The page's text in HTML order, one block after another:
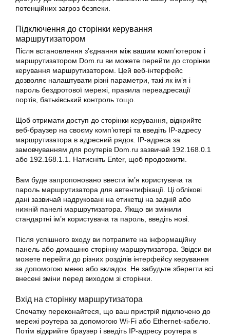
потенційних загроз безпеки.
Підключення до сторінки керування
маршрутизатором
Після встановлення з’єднання між вашим комп’ютером і
маршрутизатором Dom.ru ви можете перейти до сторінки
керування маршрутизатором. Цей веб-інтерфейс
дозволяє налаштувати різні параметри, такі як ім’я і
пароль бездротової мережі, правила переадресації
портів, батьківський контроль тощо.
Щоб отримати доступ до сторінки керування, відкрийте
веб-браузер на своєму комп’ютері та введіть IP-адресу
маршрутизатора в адресний рядок. IP-адреса за
замовчуванням для роутерів Dom.ru зазвичай 192.168.0.1
або 192.168.1.1. Натисніть Enter, щоб продовжити.
Вам буде запропоновано ввести ім’я користувача та
пароль маршрутизатора для автентифікації. Ці облікові
дані зазвичай надруковані на етикетці на задній або
нижній панелі маршрутизатора. Якщо ви змінили
стандартні ім’я користувача та пароль, введіть нові.
Після успішного входу ви потрапите на інформаційну
панель або домашню сторінку маршрутизатора. Звідси ви
можете перейти до різних розділів інтерфейсу керування
за допомогою меню або вкладок. Не забудьте зберегти всі
внесені зміни перед виходом зі сторінки.
Вхід на сторінку маршрутизатора
Спочатку переконайтеся, що ваш пристрій підключено до
мережі роутера за допомогою Wi-Fi або Ethernet-кабелю.
Потім відкрийте браузер і введіть IP-адресу роутера в